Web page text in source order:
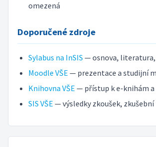
omezená
Doporučené zdroje
Sylabus na InSIS — osnova,
Moodle VŠE — prezentace a studijní
Knihovna VŠE — přístup k e-knihám
SIS VŠE — výsledky zkoušek,